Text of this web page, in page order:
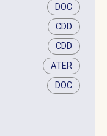
DOC
CDD
CDD
ATER
DOC